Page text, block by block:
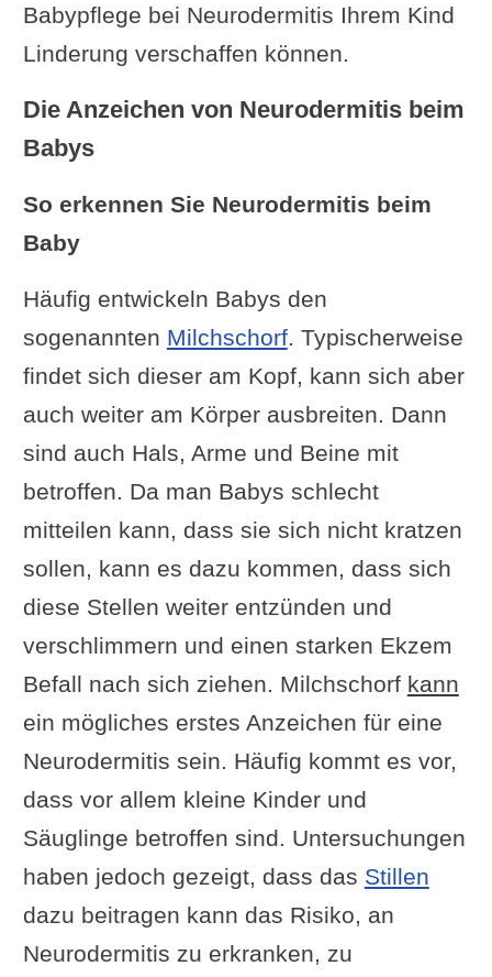
Babypflege bei Neurodermitis Ihrem Kind
Linderung verschaffen können.
Die Anzeichen von Neurodermitis beim
Babys
So erkennen Sie Neurodermitis beim
Baby
Häufig entwickeln Babys den
sogenannten Milchschorf. Typischerweise
findet sich dieser am Kopf, kann sich aber
auch weiter am Körper ausbreiten. Dann
sind auch Hals, Arme und Beine mit
betroffen. Da man Babys schlecht
mitteilen kann, dass sie sich nicht kratzen
sollen, kann es dazu kommen, dass sich
diese Stellen weiter entzünden und
verschlimmern und einen starken Ekzem
Befall nach sich ziehen. Milchschorf kann
ein mögliches erstes Anzeichen für eine
Neurodermitis sein. Häufig kommt es vor,
dass vor allem kleine Kinder und
Säuglinge betroffen sind. Untersuchungen
haben jedoch gezeigt, dass das Stillen
dazu beitragen kann das Risiko, an
Neurodermitis zu erkranken, zu